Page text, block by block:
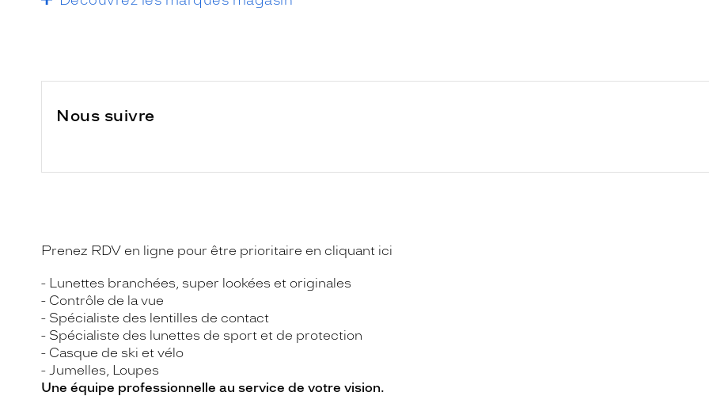
Nous suivre
Prenez RDV en ligne pour être prioritaire en cliquant ici
- Lunettes branchées, super lookées et originales
- Contrôle de la vue
- Spécialiste des lentilles de contact
- Spécialiste des lunettes de sport et de protection
- Casque de ski et vélo
- Jumelles, Loupes
Une équipe professionnelle au service de votre vision.